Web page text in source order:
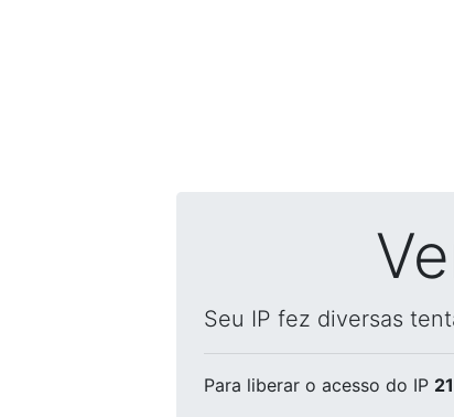
Seu IP fez diversas
Para liberar o acesso do IP